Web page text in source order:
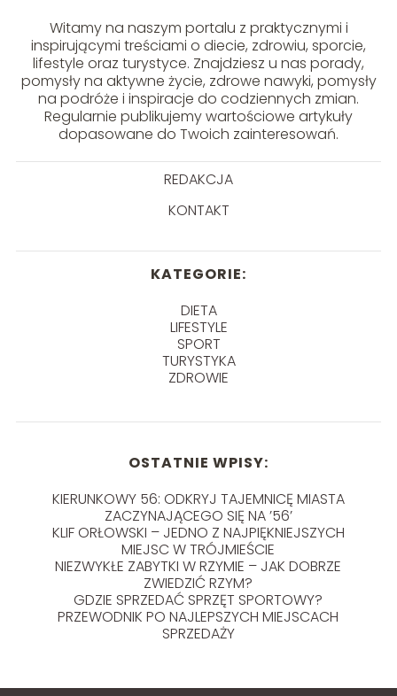
Witamy na naszym portalu z praktycznymi i
inspirującymi treściami o diecie, zdrowiu, sporcie,
lifestyle oraz turystyce. Znajdziesz u nas porady,
pomysły na aktywne życie, zdrowe nawyki, pomysły
na podróże i inspiracje do codziennych zmian.
Regularnie publikujemy wartościowe artykuły
dopasowane do Twoich zainteresowań.
REDAKCJA
KONTAKT
KATEGORIE:
DIETA
LIFESTYLE
SPORT
TURYSTYKA
ZDROWIE
OSTATNIE WPISY:
KIERUNKOWY 56: ODKRYJ TAJEMNICĘ MIASTA
ZACZYNAJĄCEGO SIĘ NA ’56’
KLIF ORŁOWSKI – JEDNO Z NAJPIĘKNIEJSZYCH
MIEJSC W TRÓJMIEŚCIE
NIEZWYKŁE ZABYTKI W RZYMIE – JAK DOBRZE
ZWIEDZIĆ RZYM?
GDZIE SPRZEDAĆ SPRZĘT SPORTOWY?
PRZEWODNIK PO NAJLEPSZYCH MIEJSCACH
SPRZEDAŻY